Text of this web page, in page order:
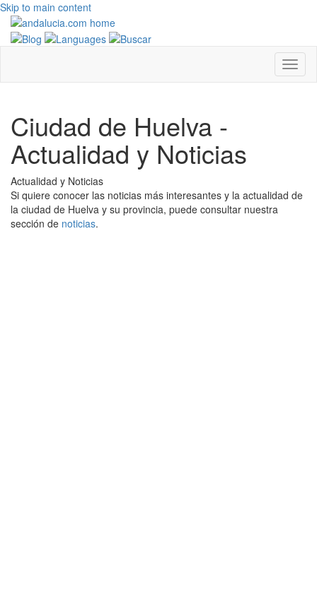
Skip to main content
Ciudad de Huelva -
Actualidad y Noticias
Actualidad y Noticias
Si quiere conocer las noticias más interesantes y la actualidad de
la ciudad de Huelva y su provincia, puede consultar nuestra
sección de noticias.